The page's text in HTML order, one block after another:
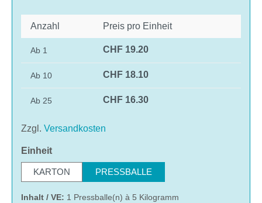
Anzahl Preis pro Einheit
Ab 1 CHF 19.20
Ab 10 CHF 18.10
Ab 25 CHF 16.30
Zzgl. Versandkosten
Einheitauswählen
KARTON PRESSBALLE
Inhalt / VE: 1 Pressballe(n) à 5 Kilogramm